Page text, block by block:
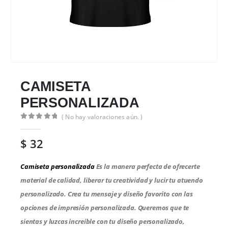
CAMISETA
PERSONALIZADA
( No hay valoraciones aún. )
$ 32
Camiseta personalizadaEs la manera perfecta de ofrecerte
material de calidad, liberar tu creatividad y lucir tu atuendo
personalizado. Crea tu mensaje y diseño favorito con las
opciones de impresión personalizada. Queremos que te
sientas y luzcas increíble con tu diseño personalizado,